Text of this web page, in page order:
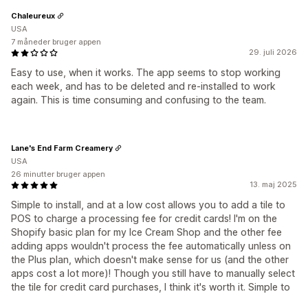
29. juli 2026
Easy to use, when it works. The app seems to stop working
each week, and has to be deleted and re-installed to work
again. This is time consuming and confusing to the team.
Chaleureux
USA
7 måneder bruger appen
13. maj 2025
Simple to install, and at a low cost allows you to add a tile to
POS to charge a processing fee for credit cards! I'm on the
Shopify basic plan for my Ice Cream Shop and the other fee
adding apps wouldn't process the fee automatically unless on
the Plus plan, which doesn't make sense for us (and the other
apps cost a lot more)! Though you still have to manually select
the tile for credit card purchases, I think it's worth it. Simple to
Lane's End Farm Creamery
USA
26 minutter bruger appen